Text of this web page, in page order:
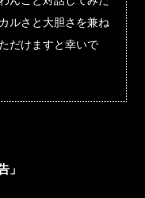
ルさと大胆さを兼ね
だけますと幸いで
」